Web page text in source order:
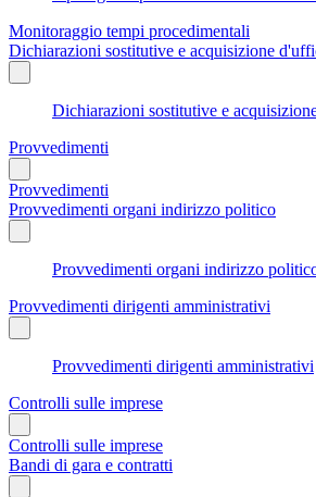
Monitoraggio tempi procedimentali
Dichiarazioni sostitutive e acquisizione
Dichiarazioni sostitutive e
Provvedimenti
Provvedimenti
Provvedimenti organi indirizzo politico
Provvedimenti organi indirizzo
Provvedimenti dirigenti amministrativi
Provvedimenti dirigenti amministrativi
Controlli sulle imprese
Controlli sulle imprese
Bandi di gara e contratti